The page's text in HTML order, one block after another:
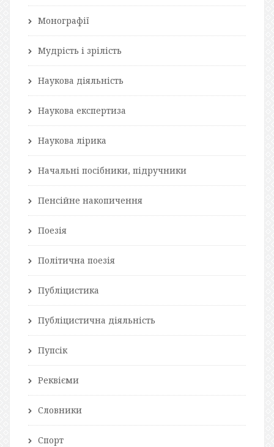
Монографії
Мудрість і зрілість
Наукова діяльність
Наукова експертиза
Наукова лірика
Начальні посібники, підручники
Пенсійне накопичення
Поезія
Політична поезія
Публіцистика
Публіцистична діяльність
Пупсік
Реквієми
Словники
Спорт